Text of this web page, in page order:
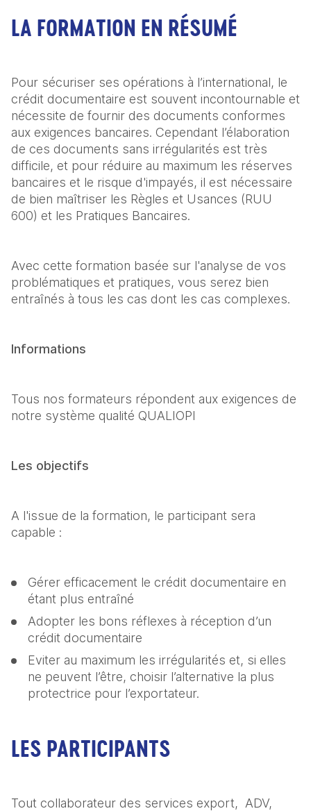
LA FORMATION EN RÉSUMÉ
Pour sécuriser ses opérations à l’international, le
crédit documentaire est souvent incontournable et
nécessite de fournir des documents conformes
aux exigences bancaires. Cependant l’élaboration
de ces documents sans irrégularités est très
difficile, et pour réduire au maximum les réserves
bancaires et le risque d'impayés, il est nécessaire
de bien maîtriser les Règles et Usances (RUU
600) et les Pratiques Bancaires.
Avec cette formation basée sur l'analyse de vos
problématiques et pratiques, vous serez bien
entraînés à tous les cas dont les cas complexes.
Informations
Tous nos formateurs répondent aux exigences de
notre système qualité QUALIOPI
Les objectifs
A l'issue de la formation, le participant sera
capable :
Gérer efficacement le crédit documentaire en
étant plus entraîné
Adopter les bons réflexes à réception d’un
crédit documentaire
Eviter au maximum les irrégularités et, si elles
ne peuvent l’être, choisir l’alternative la plus
protectrice pour l’exportateur.
LES PARTICIPANTS
Tout collaborateur des services export,  ADV,